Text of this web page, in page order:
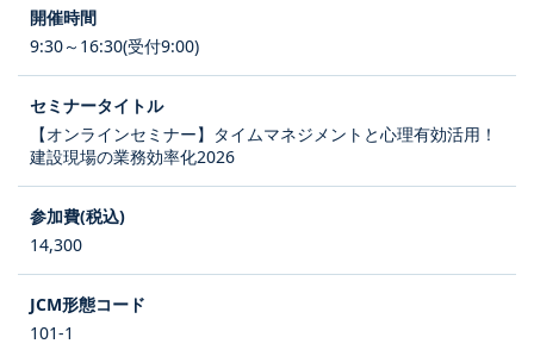
9:30～16:30(受付9:00)
【オンラインセミナー】タイムマネジメントと心理有効活用！
建設現場の業務効率化2026
14,300
101-1